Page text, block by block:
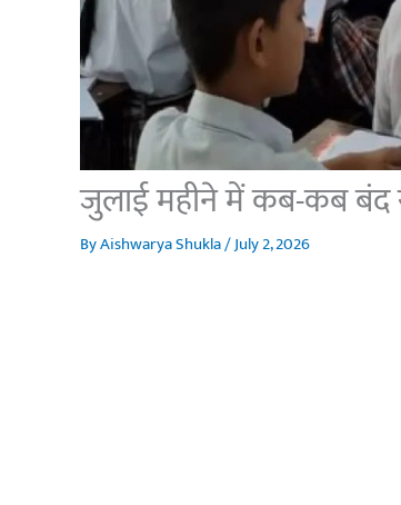
जुलाई महीने में कब-कब बंद
ByAishwarya Shukla/July 2, 2026